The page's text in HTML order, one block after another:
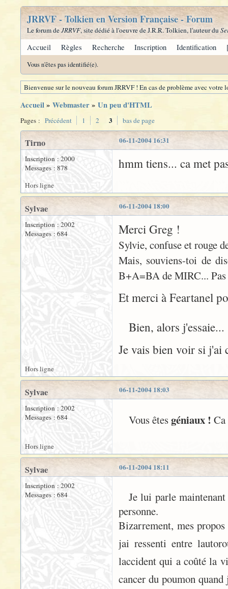
JRRVF - Tolkien en Version Française - Forum
Le forum deJRRVF, site dédié à l'oeuvre de J.R.R. Tolkien, l'auteur du
Accueil Règles Recherche Inscription Identification
Vous n'êtes pas identifié(e).
Bienvenue sur le nouveau forum JRRVF ! En cas de problème avec
Accueil» Webmaster» Un peu d'HTML
Pages : Précédent 1 2 3 bas de page
06-11-2004 16:31
Tirno
Inscription : 2000
Messages : 878
hmm tiens... ca met
Hors ligne
06-11-2004 18:00
Sylvae
Inscription : 2002
Messages : 684
Merci Greg !
Sylvie, confuse et rouge
Mais, souviens-toi de
B+A=BA de MIRC...
Et merci à Feartanel
Bien, alors j'essaie...
Je vais bien voir si j'ai
Hors ligne
06-11-2004 18:03
Sylvae
Inscription : 2002
Messages : 684
Vous êtesgéniaux ! Ca
Hors ligne
06-11-2004 18:11
Sylvae
Inscription : 2002
Messages : 684
Je lui parle
personne.
Bizarrement, mes
jai ressenti entre
laccident qui a coûté la
cancer du poumon